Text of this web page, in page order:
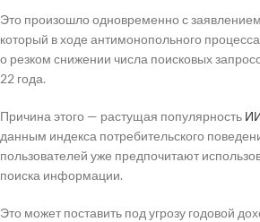
Это произошло одновременно с
который в ходе антимонопольного
о резком снижении числа поисковых
22 года.
Причина этого — растущая популярность
данным индекса потребительского
пользователей уже предпочитают
поиска информации.
Это может поставить под угрозу годовой